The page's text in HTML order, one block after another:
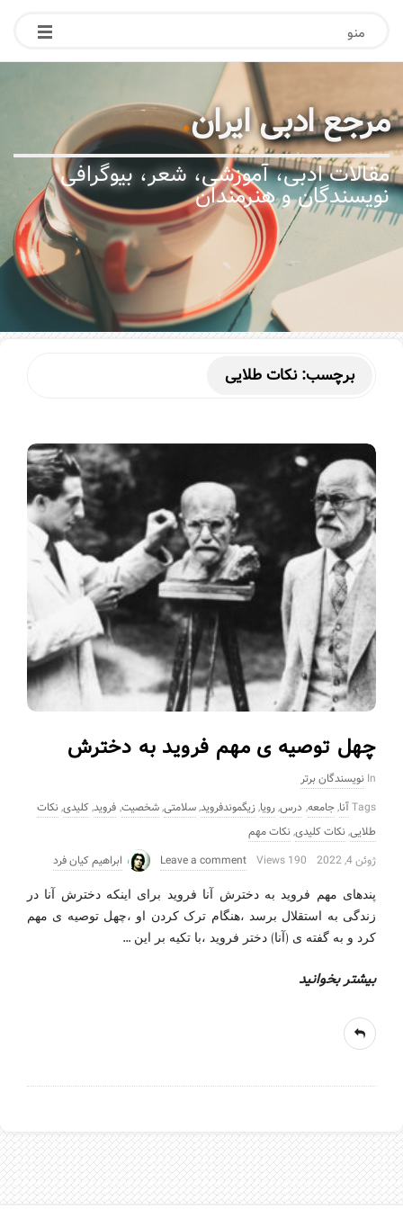
منو
مرجع ادبی ایران.
مقالات ادبی، آموزشی، شعر، بیوگرافی
نویسندگان و هنرمندان
برچسب:نکات طلایی
چهل توصیه ی مهم فروید به دخترش
In نویسندگان برتر
Tagsآنا,جامعه, درس,رویا,زیگموندفروید,سلامتی,شخصیت, فروید, کلیدی,نکات
طلایی,نکات کلیدی,نکات مهم
ژوئن 4, 2022
190 Views
Leave a comment ابراهیم کیان فرد
پندهای مهم فروید به دخترش آنا فروید برای اینکه دخترش آنا در
زندگی به استقلال برسد ،هنگام ترک کردن او ،چهل توصیه ی مهم
کرد و به گفته ی (آنا) دختر فروید ،با تکیه بر این …
بیشتر بخوانید